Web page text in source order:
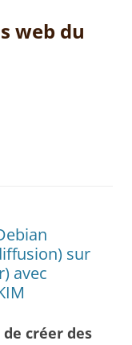
web du
sur
avec
créer des